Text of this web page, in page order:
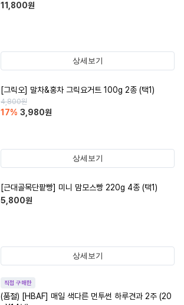
11,800원
상세보기
[그릭오] 말차&홍차 그릭요거트 100g 2종 (택1)
4,800원
17% 3,980원
상세보기
[근대골목단팥빵] 미니 맘모스빵 220g 4종 (택1)
5,800원
상세보기
직접 구매한
(품절) [HBAF] 매일 색다른 먼투썬 하루견과 2주 (20